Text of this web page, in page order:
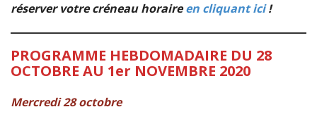
réserver votre créneau horaireen cliquant ici!
PROGRAMME HEBDOMADAIRE DU 28
OCTOBRE AU 1er NOVEMBRE 2020
Mercredi 28 octobre